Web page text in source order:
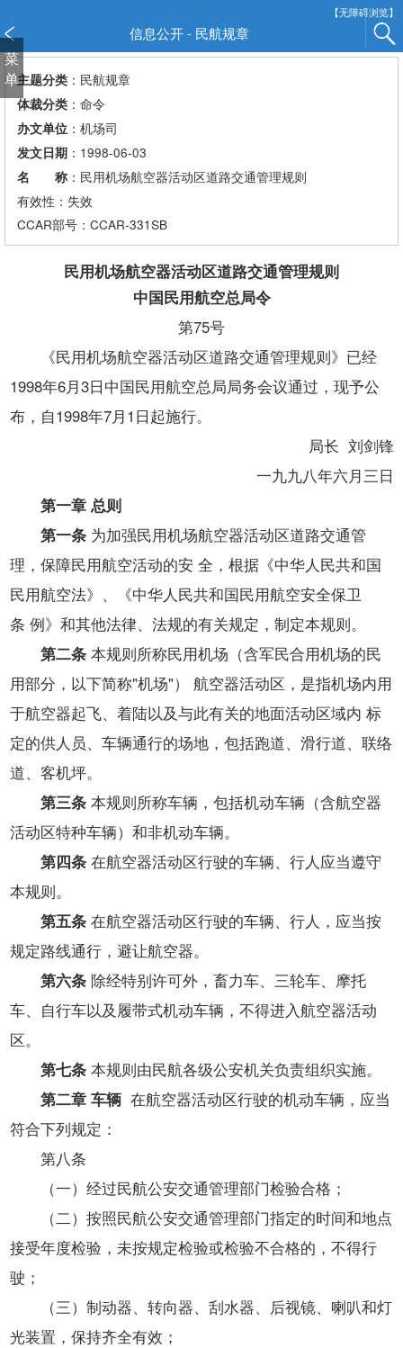
【无障碍浏览】
信息公开 - 民航规章
菜
单主题分类：民航规章
体裁分类：命令
办文单位：机场司
发文日期：1998-06-03
名 称：民用机场航空器活动区道路交通管理规则
有效性：失效
CCAR部号：CCAR-331SB
民用机场航空器活动区道路交通管理规则
中国民用航空总局令
第75号
《民用机场航空器活动区道路交通管理规则》已经
1998年6月3日中国民用航空总局局务会议通过，现予公
布，自1998年7月1日起施行。
局长 刘剑锋
一九九八年六月三日
第一章 总则
第一条为加强民用机场航空器活动区道路交通管
理，保障民用航空活动的安 全，根据《中华人民共和国
民用航空法》、《中华人民共和国民用航空安全保卫
条 例》和其他法律、法规的有关规定，制定本规则。
第二条本规则所称民用机场（含军民合用机场的民
用部分，以下简称"机场"） 航空器活动区，是指机场内用
于航空器起飞、着陆以及与此有关的地面活动区域内 标
定的供人员、车辆通行的场地，包括跑道、滑行道、联络
道、客机坪。
第三条本规则所称车辆，包括机动车辆（含航空器
活动区特种车辆）和非机动车辆。
第四条在航空器活动区行驶的车辆、行人应当遵守
本规则。
第五条在航空器活动区行驶的车辆、行人，应当按
规定路线通行，避让航空器。
第六条除经特别许可外，畜力车、三轮车、摩托
车、自行车以及履带式机动车辆，不得进入航空器活动
区。
第七条本规则由民航各级公安机关负责组织实施。
第二章 车辆 在航空器活动区行驶的机动车辆，应当
符合下列规定：
第八条
（一）经过民航公安交通管理部门检验合格；
（二）按照民航公安交通管理部门指定的时间和地点
接受年度检验，未按规定检验或检验不合格的，不得行
驶；
（三）制动器、转向器、刮水器、后视镜、喇叭和灯
光装置，保持齐全有效；
窗
口
打
开
打
导